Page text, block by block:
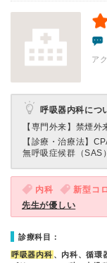
ア
呼吸器内科につ
【専門外来】 禁煙外
【診療・治療法】
無呼吸症候群（SAS
内科 新型コ
先生が優しい
診療科目：
呼吸器内科 、内科、循環